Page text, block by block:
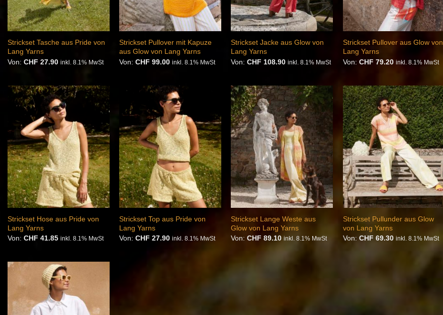
Strickset Tasche aus Pride von
Lang Yarns
Von: CHF 27.90 inkl. 8.1% MwSt
Strickset Pullover mit Kapuze
aus Glow von Lang Yarns
Von:CHF 99.00 inkl. 8.1% MwSt
Strickset Jacke aus Glow von
Lang Yarns
Von:CHF 108.90 inkl. 8.1% MwSt
Strickset Pullover aus Glow von
Lang Yarns
Von: CHF 79.20 inkl. 8.1% MwSt
Wunschliste
Strickset Hose aus Pride von
Lang Yarns
Von: CHF 41.85 inkl. 8.1% MwSt
Wunschliste
Strickset Top aus Pride von
Lang Yarns
Von:CHF 27.90 inkl. 8.1% MwSt
Auf die
Wunschliste
Strickset Lange Weste aus
Glow von Lang Yarns
Von:CHF 89.10 inkl. 8.1% MwSt
Auf die
Wunschliste
Strickset Pullunder aus Glow
von Lang Yarns
Von: CHF 69.30 inkl. 8.1% MwSt
Wunschliste